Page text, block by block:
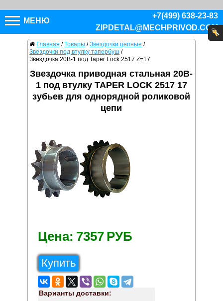
МЕНЮ
+7(499) 638-23-83
ZIPDETAL@MECHPRIVOD.COM
Главная / Товары / Звездочки цепные /
Звездочки под втулку тапербуш /
Звездочка 20B-1 под Taper Lock 2517 Z=17
Звездочка приводная стальная 20B-
1 под втулку TAPER LOCK 2517 17
зубьев для однорядной роликовой
цепи
Цена: 7357 РУБ
Купить
Варианты доставки: